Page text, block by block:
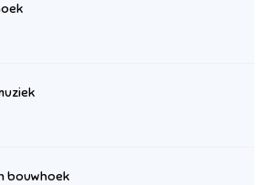
bouwhoek